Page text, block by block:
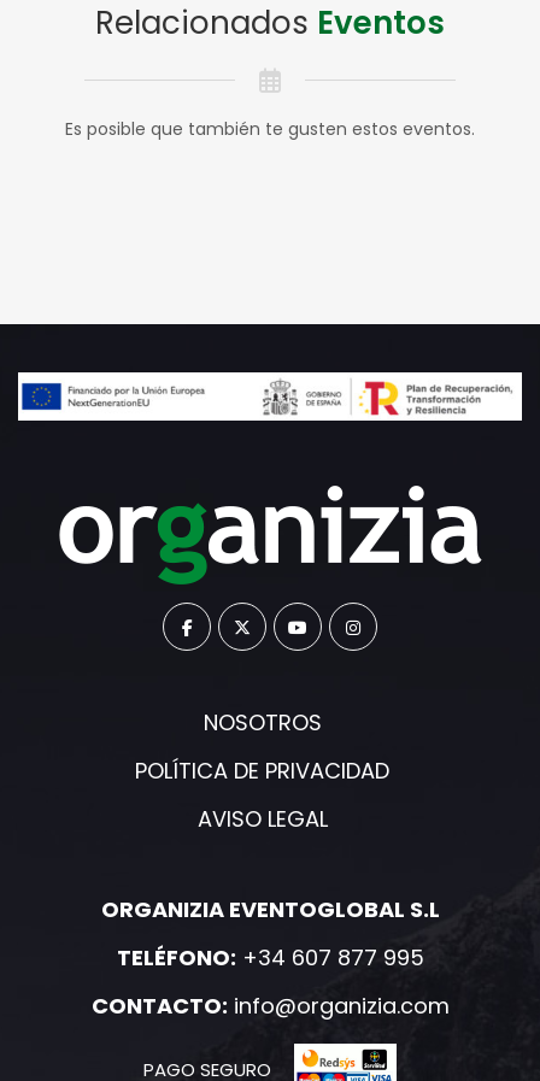
Relacionados Eventos
Es posible que también te gusten estos eventos.
NOSOTROS
POLÍTICA DE PRIVACIDAD
AVISO LEGAL
ORGANIZIA EVENTOGLOBAL S.L
TELÉFONO: +34 607 877 995
CONTACTO: info@organizia.com
PAGO SEGURO